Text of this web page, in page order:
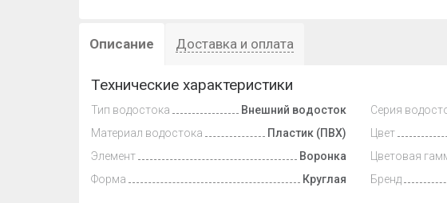
Описание Доставка и оплата
Технические характеристики
Тип водостока
Внешний водосток
Материал водостока
Пластик (ПВХ)
Элемент
Воронка
Форма
Круглая
Серия
Цвет
Цветовая
Бренд